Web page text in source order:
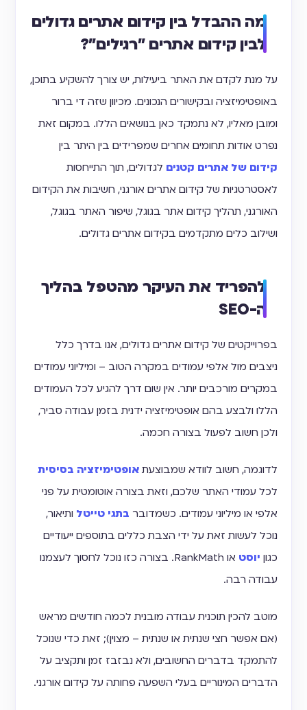
מה ההבדל בין קידום אתרים גדולים
לבין קידום אתרים ״רגילים״?
על מנת לקדם את האתר ביעילות, יש צורך להשקיע בתוכן,
באופטימיזציה ובקישורים הנכונים. מכיוון שזה די ברור
ומובן מאליו, לא נתמקד כאן בנושאים הללו. במקום זאת
נפרט אודות תחומים אחרים שמפרידים בין היתר בין
קידום של אתרים קטנים לגדולים, תוך התייחסות
לאסטרטגיות של קידום אתרים אורגני, חשיבות את הקידום
האורגני, תהליך קידום אתר בגוגל, שיפור האתר בגוגל,
ושילוב כלים מתקדמים בקידום אתרים גדולים.
להפריד את העיקר מהטפל בהליך
ה-SEO
בפרוייקטים של קידום אתרים גדולים, אנו בדרך כלל
ניצבים מול אלפי עמודים במקרה הטוב – ומיליוני עמודים
במקרים מורכבים יותר. אין שום דרך להגיע לכל העמודים
הללו ולבצע בהם אופטימיזציה ידנית בזמן עבודה סביר,
ולכן חשוב לפעול בצורה חכמה.
לדוגמה, חשוב לוודא שמבוצעת אופטימיזציה בסיסית
לכל עמודי האתר שלכם, וזאת בצורה אוטומטית על פני
אלפי או מיליוני עמודים. כשמדובר בתגי טייטל ותיאור,
נוכל לעשות זאת על ידי הצבת כללים בתוספים ייעודיים
כגון יוסט
או RankMath. בצורה כזו נוכל לחסוך לעצמנו
עבודה רבה.
מוטב להכין תוכנית עבודה מובנית לכמה חודשים מראש
(אם אפשר חצי שנתית או שנתית – מצוין); זאת כדי שנוכל
להתמקד בדברים החשובים, ולא נבזבז זמן ותקציב על
הדברים המינוריים בעלי השפעה פחותה על קידום אורגני.